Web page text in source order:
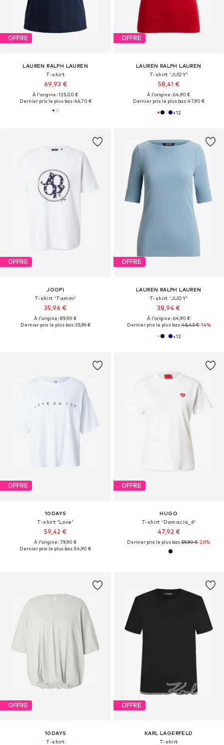
OFFRE
LAUREN RALPH LAUREN
T-shirt
69,93 €
À l'origine : 125,00 €
Dernier prix le plus bas :46,70 €
OFFRE
LAUREN RALPH LAUREN
T-shirt 'JUDY'
58,41 €
À l'origine : 64,90 €
Dernier prix le plus bas :47,90 €
+12
OFFRE
JOOP!
T-shirt 'Tammi'
35,96 €
À l'origine : 89,90 €
Dernier prix le plus bas :35,96 €
OFFRE
LAUREN RALPH LAUREN
T-shirt 'JUDY'
38,94 €
À l'origine : 64,90 €
Dernier prix le plus bas :45,43 €-14%
+12
OFFRE
10DAYS
T-shirt 'Love'
59,42 €
À l'origine : 79,90 €
Dernier prix le plus bas :54,90 €
OFFRE
HUGO
T-shirt 'Damacia_6'
47,92 €
Dernier prix le plus bas :59,90 €-20%
OFFRE
10DAYS
T-shirt
OFFRE
KARL LAGERFELD
T-shirt